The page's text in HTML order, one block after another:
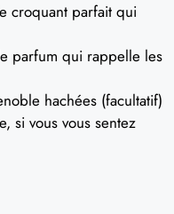
croquant parfait qui
parfum qui rappelle les
hachées (facultatif)
si vous vous sentez